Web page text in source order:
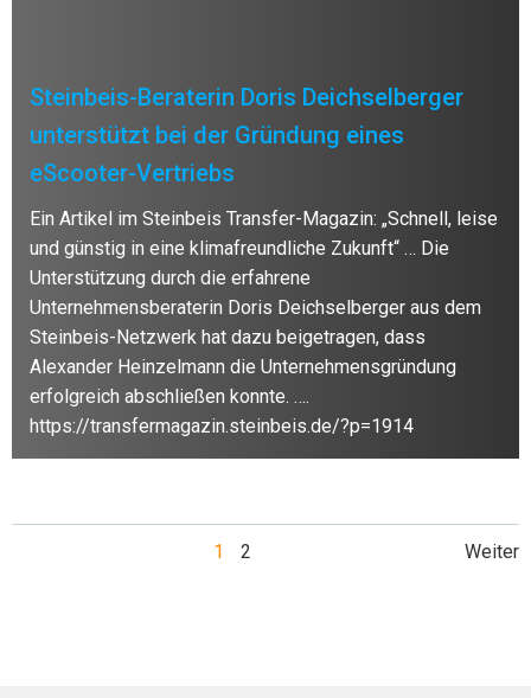
Steinbeis-Beraterin Doris Deichselberger
unterstützt bei der Gründung eines
eScooter-Vertriebs
Ein Artikel im Steinbeis Transfer-Magazin: „Schnell, leise
und günstig in eine klimafreundliche Zukunft“ … Die
Unterstützung durch die erfahrene
Unternehmensberaterin Doris Deichselberger aus dem
Steinbeis-Netzwerk hat dazu beigetragen, dass
Alexander Heinzelmann die Unternehmensgründung
erfolgreich abschließen konnte. ….
https://transfermagazin.steinbeis.de/?p=1914
Page
1 Page
2 Weiter